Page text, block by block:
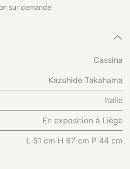
sur demande
Cassina
Kazuhide Takahama
Italie
En exposition à Liège
L 51 cm H 67 cm P 44 cm